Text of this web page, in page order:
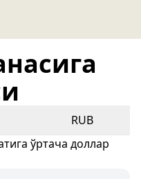
RUB
ўртача доллар